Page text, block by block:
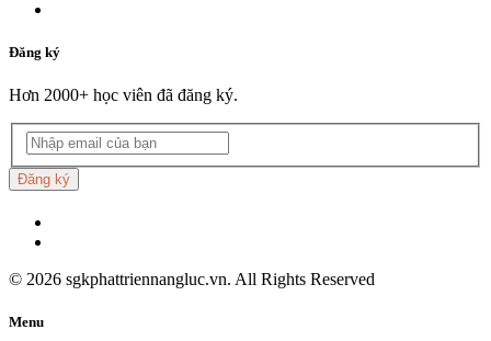
Đăng ký
Hơn 2000+ học viên đã đăng ký.
Đăng ký
© 2026 sgkphattriennangluc.vn. All Rights Reserved
Menu